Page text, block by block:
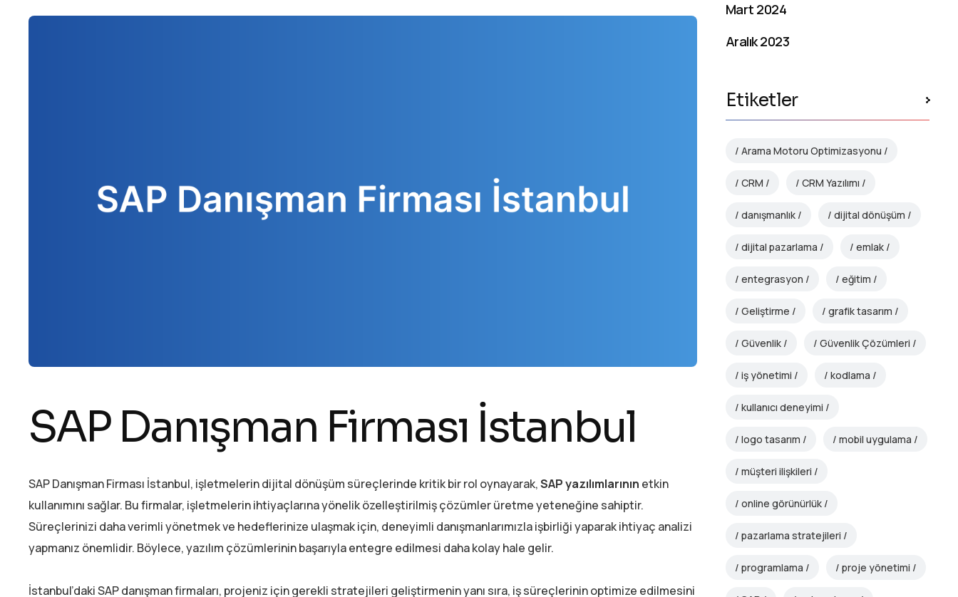
SAP Danışman Firması İstanbul
SAP Danışman Firması İstanbul, işletmelerin dijital dönüşüm süreçlerinde kritik bir rol oynayarak,SAP yazılımlarının etkin
kullanımını sağlar. Bu firmalar, işletmelerin ihtiyaçlarına yönelik özelleştirilmiş çözümler üretme yeteneğine sahiptir.
Süreçlerinizi daha verimli yönetmek ve hedeflerinize ulaşmak için, deneyimli danışmanlarımızla işbirliği yaparak ihtiyaç analizi
yapmanız önemlidir. Böylece, yazılım çözümlerinin başarıyla entegre edilmesi daha kolay hale gelir.
İstanbul’daki SAP danışman firmaları, projeniz için gerekli stratejileri geliştirmenin yanı sıra, iş süreçlerinin optimize edilmesini
Mart 2024
Aralık 2023
Etiketler
Arama Motoru Optimizasyonu
CRM CRM Yazılımı
danışmanlık dijital dönüşüm
dijital pazarlama emlak
entegrasyon eğitim
Geliştirme grafik tasarım
Güvenlik Güvenlik Çözümleri
iş yönetimi kodlama
kullanıcı deneyimi
logo tasarım mobil uygulama
müşteri ilişkileri
online görünürlük
pazarlama stratejileri
programlama proje yönetimi